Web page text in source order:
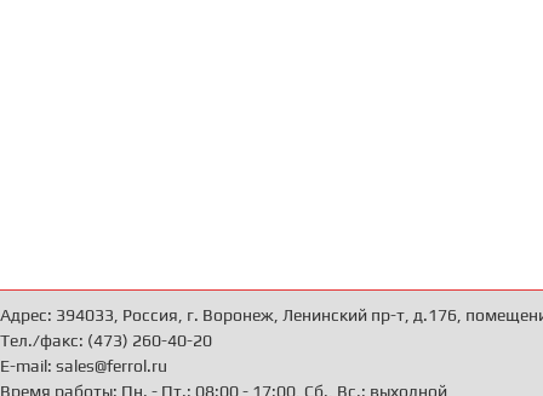
Адрес: 394033, Россия, г. Воронеж, Ленинский пр-т, д.176,
Тел./факс: (473) 260-40-20
E-mail: sales@ferrol.ru
Время работы: Пн. - Пт.: 08:00 - 17:00, Сб., Вс.: выходной